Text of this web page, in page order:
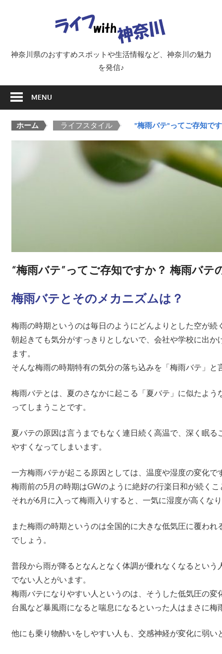
イ
with
神
奈
神奈川県のおすすめスポットや生活情報など、神奈川の魅力
を発信♪
MENU
ホーム > ライフスタイル > "梅雨バテ"ってご存知で
“梅雨バテ”ってご存知ですか？ 梅雨バ
梅雨バテとそのメカニズムは？
梅雨の時期というのは毎日のようにどんよりとした空が
朝起きても気分がすっきりとしないで、会社や学校に出
ます。
そんな梅雨の時期特有の気分の落ち込みを「梅雨バテ」と
梅雨バテとは、夏のさなかに起こる「夏バテ」に似たよ
ってしまうことです。
夏バテの原因は言うまでもなく連日続く高温で、深く眠
やすくなってしまいます。
一方梅雨バテが起こる原因としては、温度や湿度の変化で
梅雨前の5月の時期はGWのように絶好の行楽日和が続く
それが6月に入って梅雨入りすると、一気に湿度が高くな
また梅雨の時期というのは全国的に大きな低気圧に覆わ
でしょう。
普段から雨が降るとなんとなく体調が優れなくなるとい
でない人とがいます。
梅雨バテになりやすい人というのは、そうした低気圧の
台風など暴風雨になると喘息になるといった人はまさに梅
他にも乗り物酔いをしやすい人も、交感神経が変化に弱